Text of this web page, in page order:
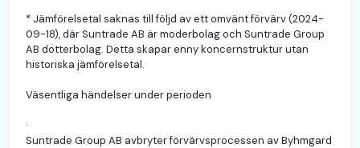
* Jämförelsetal saknas till följd av ett omvänt förvärv (2024-
09-18), där Suntrade AB är moderbolag och Suntrade Group
AB dotterbolag. Detta skapar enny koncernstruktur utan
historiska jämförelsetal.
Väsentliga händelser under perioden
·
Suntrade Group AB avbryter förvärvsprocessen av Byhmgard